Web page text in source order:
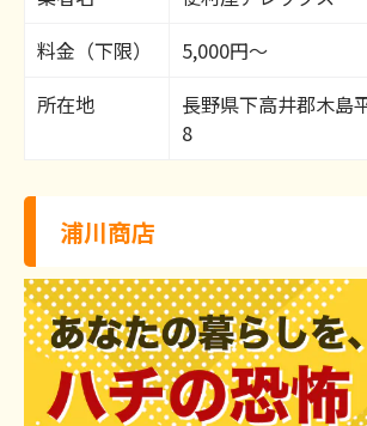
料金（下限）
5,000円～
所在地
長野県下高井郡木島
8
浦川商店